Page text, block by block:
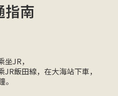
指南
JR，
JR飯田線，在大海站下車，